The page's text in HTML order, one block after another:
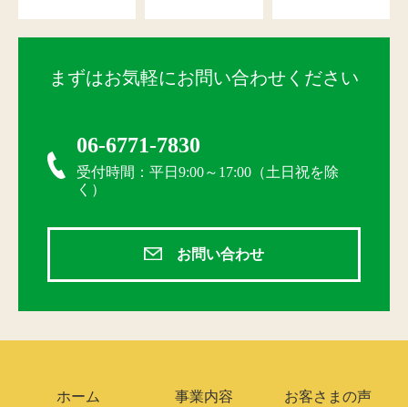
まずはお気軽にお問い合わせください
06-6771-7830
受付時間：平日9:00～17:00（土日祝を除
く）
お問い合わせ
ホーム 事業内容 お客さまの声